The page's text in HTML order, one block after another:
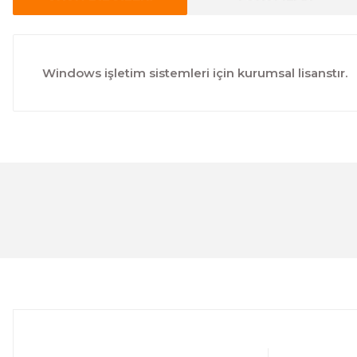
Windows işletim sistemleri için kurumsal lisanstır.